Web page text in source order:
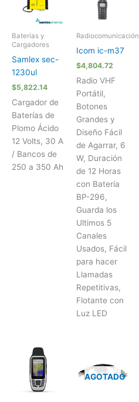
Baterías y
Cargadores
Samlex sec-
1230ul
$5,822.14
Cargador de
Baterías de
Plomo Ácido
12 Volts, 30 A
/ Bancos de
250 a 350 Ah
Radiocomunicación
Icom ic-m37
$4,804.72
Radio VHF
Portátil,
Botones
Grandes y
Diseño Fácil
de Agarrar, 6
W, Duración
de 12 Horas
con Batería
BP-296,
Guarda los
Ultimos 5
Canales
Usados, Fácil
para hacer
Llamadas
Repetitivas,
Flotante con
Luz LED
AGOTADO